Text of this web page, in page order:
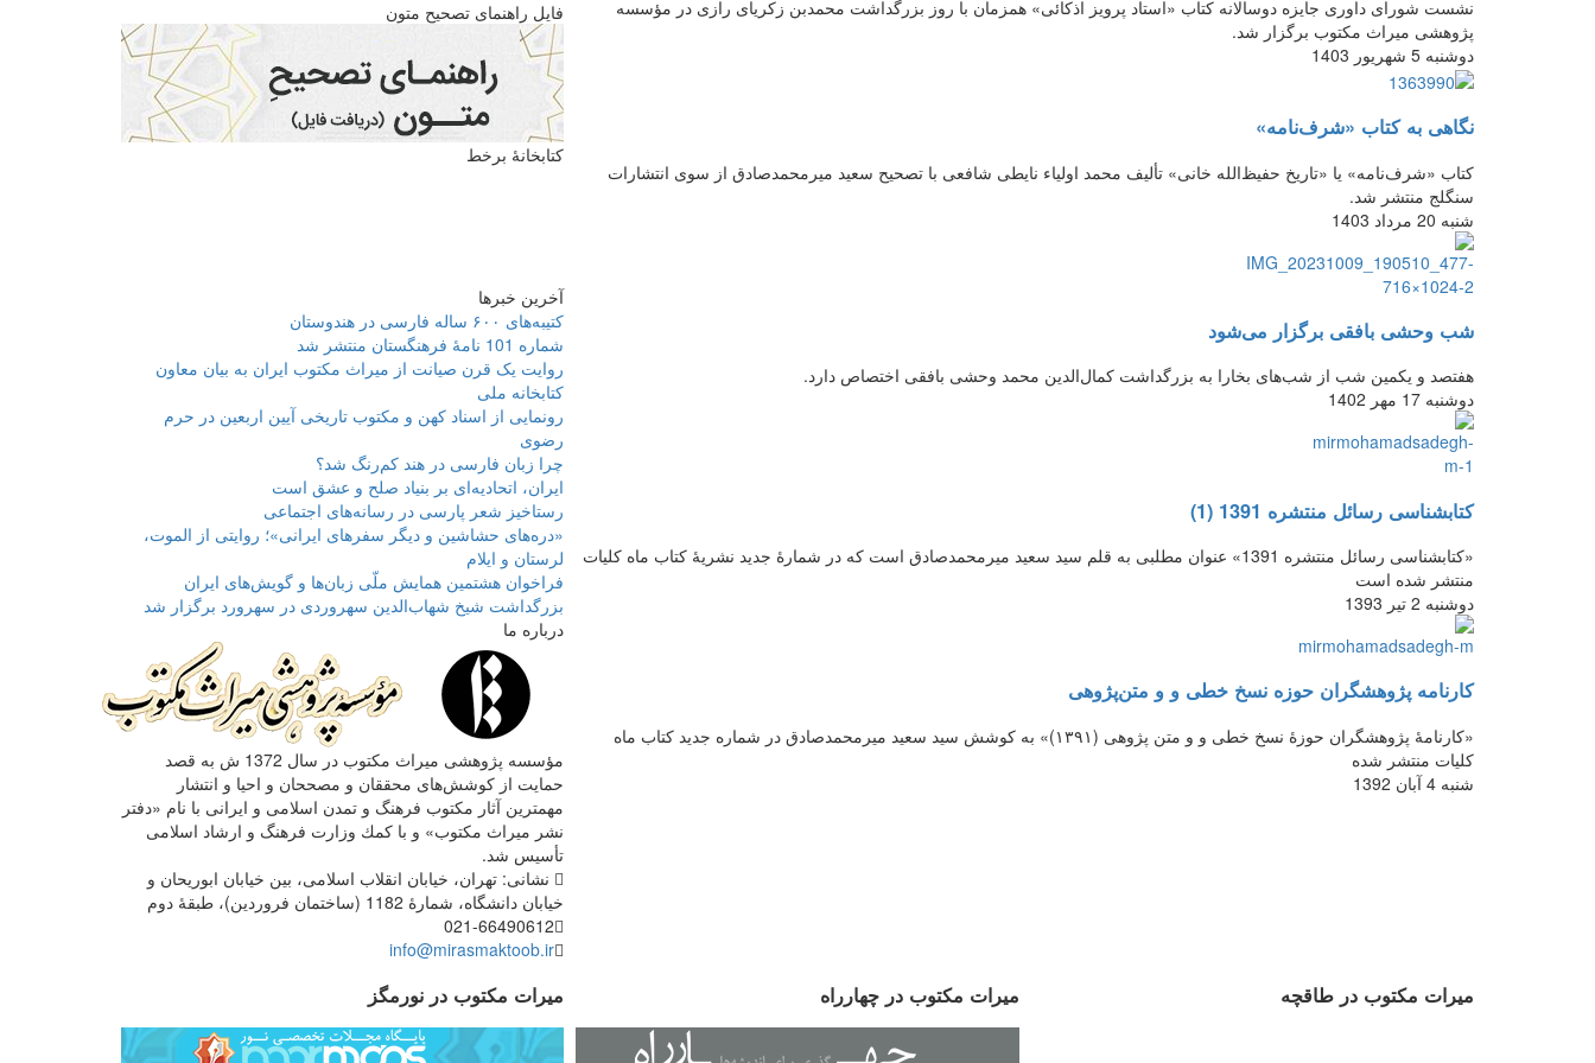
نشست شورای داوری جایزه دوسالانه کتاب «استاد پرویز اذکائی» همزمان با روز بزرگداشت محمدبن زکریای رازی در مؤسسه
پژوهشی میراث مکتوب برگزار شد.
دوشنبه 5 شهریور 1403
نگاهی به کتاب «شرف‌نامه»
کتاب «شرف‌نامه» یا «تاریخ حفیظ‌الله خانی» تألیف محمد اولیاء نایطی شافعی با تصحیح سعید میرمحمدصادق از سوی انتشارات
سنگلج منتشر شد.
شنبه 20 مرداد 1403
شب وحشی بافقی برگزار می‌شود
هفتصد و یکمین شب از شب‌های بخارا به بزرگداشت کمال‌الدین محمد وحشی بافقی اختصاص دارد.
دوشنبه 17 مهر 1402
کتابشناسی رسائل منتشره 1391 (1)
«کتابشناسی رسائل منتشره 1391» عنوان مطلبی به قلم سید سعید میرمحمدصادق است که در شمارۀ جدید نشریۀ کتاب ماه کلیات
منتشر شده است
دوشنبه 2 تیر 1393
کارنامه پژوهشگران حوزه نسخ خطی و و متن‌پژوهی
«کارنامۀ پژوهشگران حوزۀ نسخ خطی و و متن پژوهی (۱۳۹۱)» به کوشش سید سعید میرمحمدصادق در شماره جدید کتاب ماه
کلیات منتشر شده
شنبه 4 آبان 1392
فایل راهنمای تصحیح متون
کتابخانۀ برخط
آخرین خبرها
کتیبه‌های ۶۰۰ ساله فارسی در هندوستان
شماره 101 نامۀ فرهنگستان منتشر شد
روایت یک قرن صیانت از میراث مکتوب ایران به بیان معاون
کتابخانه ملی
رونمایی از اسناد کهن و مکتوب تاریخی آیین اربعین در حرم
رضوی
چرا زبان فارسی در هند کم‌رنگ شد؟
ایران، اتحادیه‌ای بر بنیاد صلح و عشق است
رستاخیز شعر پارسی در رسانه‌های اجتماعی
«دره‌های حشاشین و دیگر سفرهای ایرانی»؛ روایتی از الموت،
لرستان و ایلام
فراخوان هشتمین همایش ملّی زبان‌ها و گویش‌های ایران
بزرگداشت شیخ شهاب‌الدین سهروردی در سهرورد برگزار شد
درباره ما
مؤسسه پژوهشی میراث مكتوب در سال 1372 ش به قصد
حمایت از كوشش‌های محققان و مصححان و احیا و انتشار
مهمترین آثار مكتوب فرهنگ و تمدن اسلامی و ایرانی با نام «دفتر
نشر میراث مكتوب» و با كمك وزارت فرهنگ و ارشاد اسلامی
تأسیس شد.
نشانی: تهران، خیابان انقلاب اسلامی، بین خیابان ابوریحان و
خیابان دانشگاه، شمارۀ 1182 (ساختمان فروردین)، طبقۀ دوم
021-66490612
info@mirasmaktoob.ir
میرات مکتوب در طاقچه میرات مکتوب در چهارراه میرات مکتوب در نورمگز